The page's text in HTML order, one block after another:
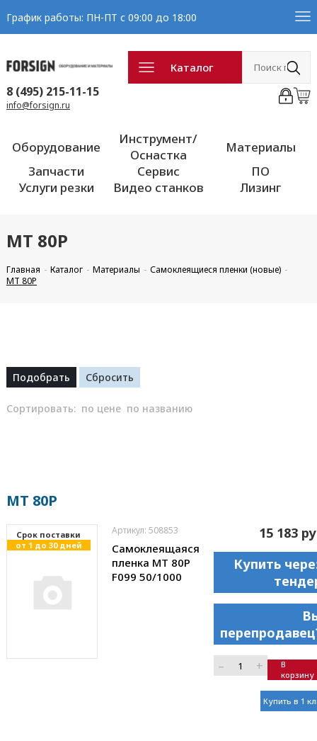
График работы: ПН-ПТ с 09:00 до 18:00
Каталог
8 (495) 215-11-15
info@forsign.ru
Оборудование
Инструмент/
Оснастка
Материалы
Запчасти
Сервис
ПО
Услуги резки
Видео станков Лизинг
MT 80P
Главная Каталог Материалы
Самоклеящиеся пленки (новые)
MT 80P
Сортировать: по цене по названию
MT 80P
Cрок поставки
от 1 до 30 дней
Артикул: 508853
Самоклеящаяся
пленка MT 80P
F099 50/1000
15 183
Купить
– +
В
корзину
Купить в 1